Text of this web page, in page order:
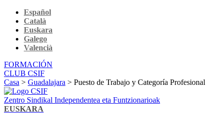
Español
Català
Euskara
Galego
Valencià
FORMACIÓN
CLUB CSIF
Casa > Guadalajara > Puesto de Trabajo y Categoría Profesional
Zentro Sindikal Independentea eta Funtzionarioak
EUSKARA